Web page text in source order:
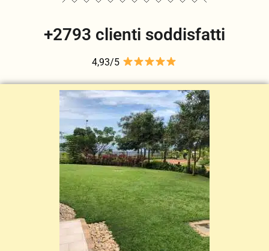
+2793 clienti soddisfatti
4,93/5